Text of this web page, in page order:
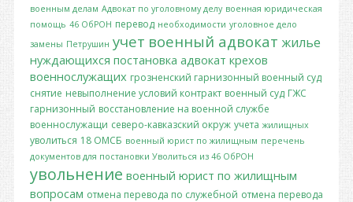
военным делам Адвокат по уголовному делу военная юридическая
помощь 46 ОбРОН перевод необходимости уголовное дело
замены Петрушин учет военный адвокат жилье
нуждающихся постановка адвокат крехов
военнослужащих грозненский гарнизонный военный суд
снятие невыполнение условий контракт военный суд ГЖС
гарнизонный восстановление на военной службе
военнослужащи северо-кавказский окруж учета жилищных
уволиться 18 ОМСБ военный юрист по жилищным перечень
документов для постановки Уволиться из 46 ОбРОН
увольнение военный юрист по жилищным
вопросам отмена перевода по служебной отмена перевода